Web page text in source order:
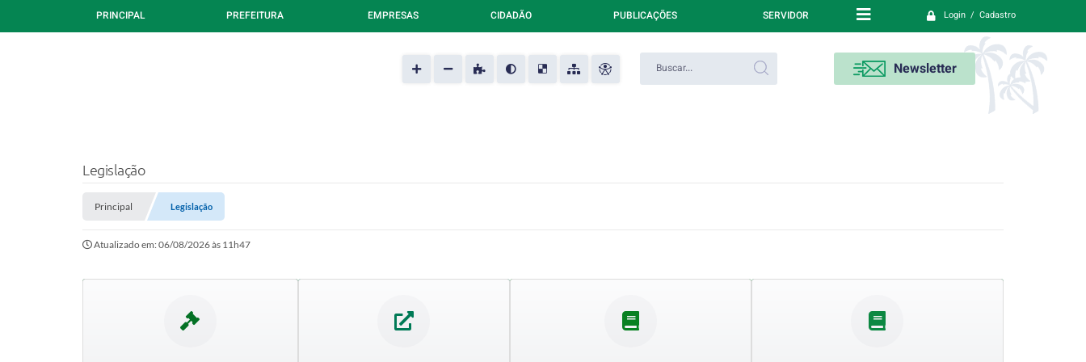
Login / Cadastro
PRINCIPAL PREFEITURA EMPRESAS CIDADÃO PUBLICAÇÕES SERVIDOR
Newsletter
Legislação
Principal Legislação
Atualizado em: 06/08/2026 às 11h47